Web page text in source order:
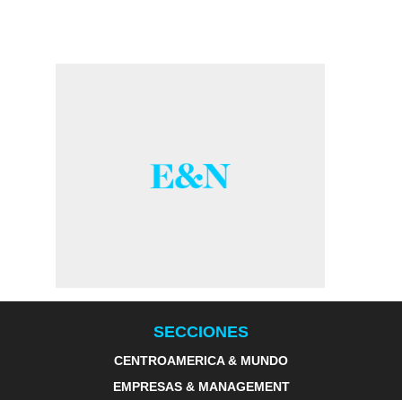
SECCIONES
CENTROAMERICA & MUNDO
EMPRESAS & MANAGEMENT